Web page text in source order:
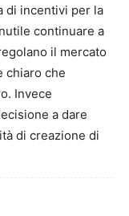
di incentivi per la
continuare a
il mercato
chiaro che
Invece
a dare
di creazione di